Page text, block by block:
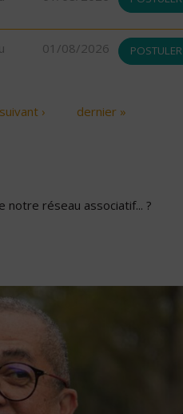
01/08/2026 POSTULER
suivant › dernier »
réseau associatif... ?